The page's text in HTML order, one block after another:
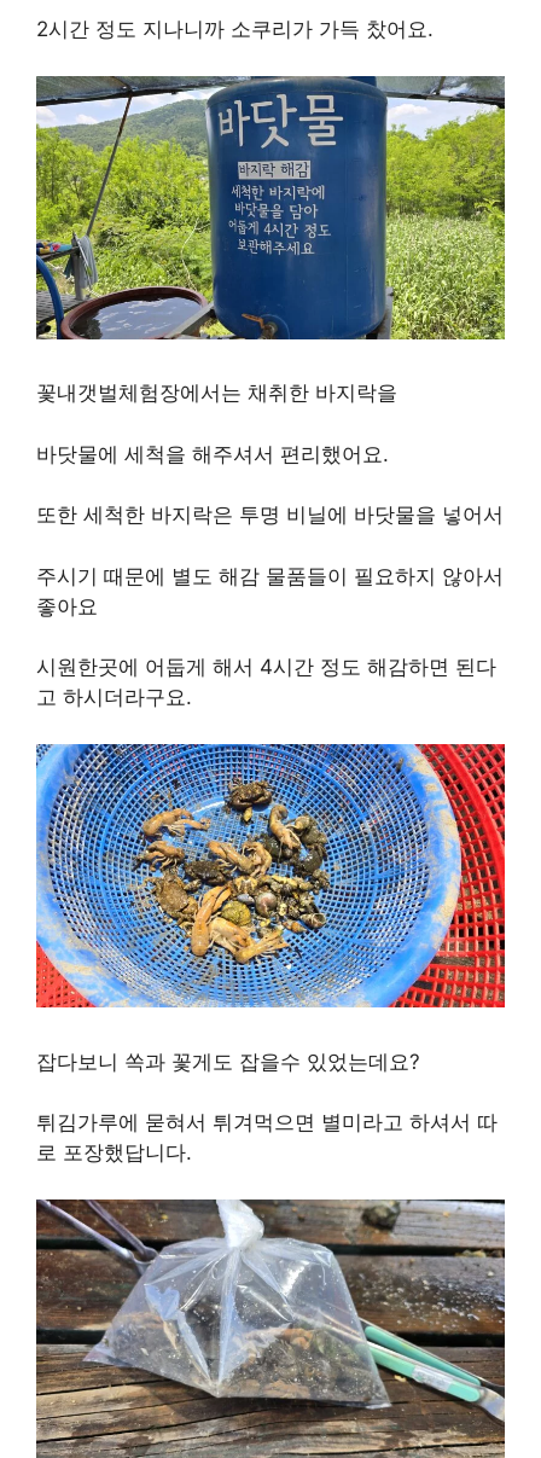
2시간 정도 지나니까 소쿠리가 가득 찼어요.
꽃내갯벌체험장에서는 채취한 바지락을
바닷물에 세척을 해주셔서 편리했어요.
또한 세척한 바지락은 투명 비닐에 바닷물을 넣어서
주시기 때문에 별도 해감 물품들이 필요하지 않아서
좋아요
시원한곳에 어둡게 해서 4시간 정도 해감하면 된다
고 하시더라구요.
잡다보니 쏙과 꽃게도 잡을수 있었는데요?
튀김가루에 묻혀서 튀겨먹으면 별미라고 하셔서 따
로 포장했답니다.